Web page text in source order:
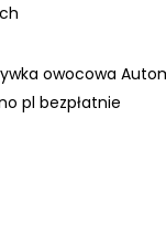
owocowa
pl bezpłatnie